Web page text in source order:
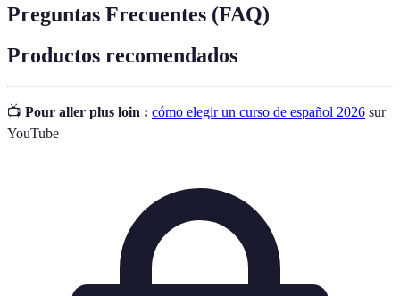
Preguntas Frecuentes (FAQ)
Productos recomendados
📺 Pour aller plus loin : cómo elegir un curso de español 2026 sur
YouTube